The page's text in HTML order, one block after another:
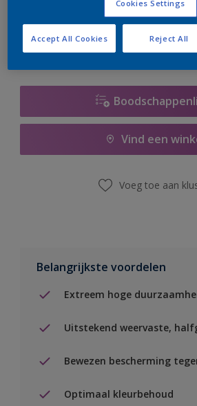
er hard aan om de voorraad aan te
Vind een
Voeg toe aan
Belangrijkste voordelen
Extreem hoge
Uitstekend weervaste,
Bewezen bescherming
Optimaal kleurbehoud
Cookies Settings
Reject All
Accept All Cookies